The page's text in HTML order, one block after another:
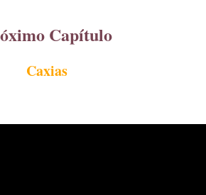
Capítulo
Caxias